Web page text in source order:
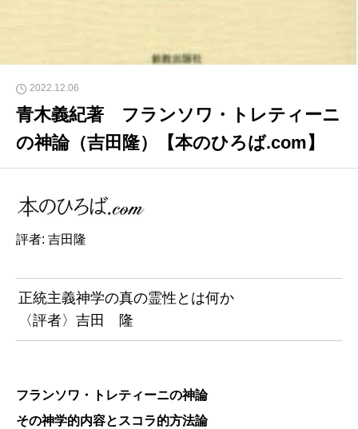
2022.12.06
青木義紀著 フランソワ・トレティーニ
の神論（吉田隆）【本のひろば.com】
評者: 吉田隆
正統主義神学の真の霊性とは何か
〈評者〉吉田 隆
フランソワ・トレティーニの神論
その神学的内容とスコラ的方法論